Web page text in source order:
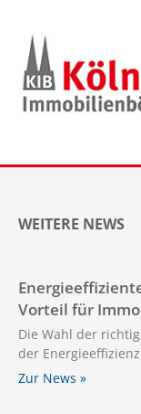
WEITERE NEWS
Vorteil für
Die Wahl der
der
Zur News »